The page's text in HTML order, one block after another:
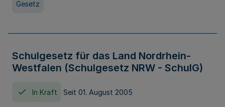
Gesetz
Schulgesetz für das Land Nordrhein-
Westfalen (Schulgesetz NRW - SchulG)
In Kraft Seit 01. August 2005